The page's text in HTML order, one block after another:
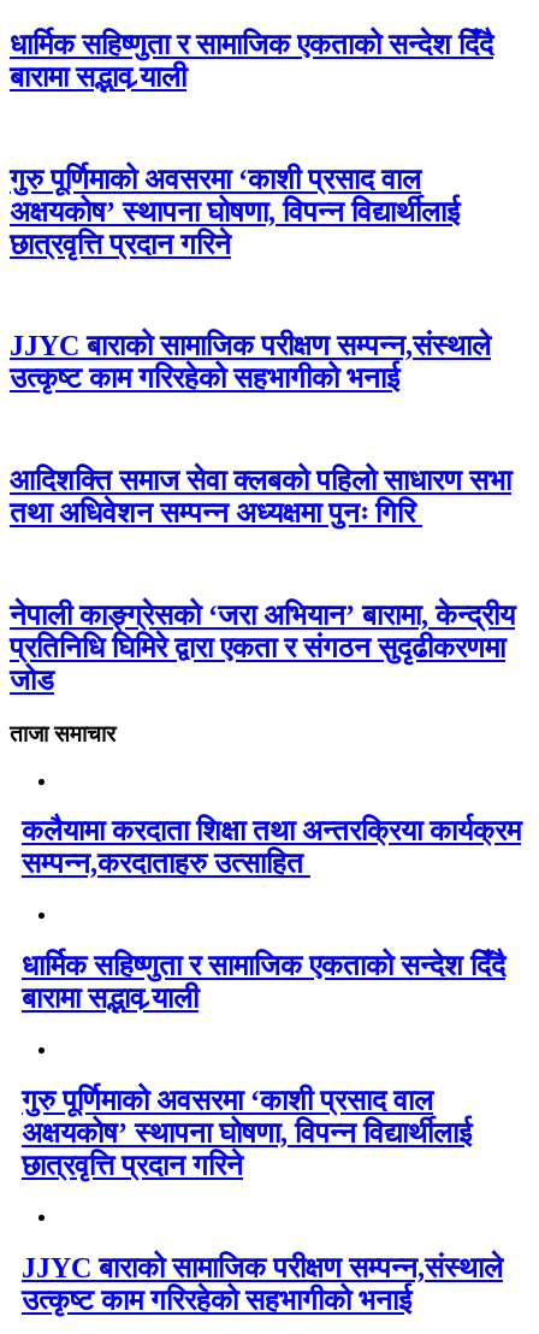
धार्मिक सहिष्णुता र सामाजिक एकताको सन्देश दिँदै
बारामा सद्भाव र्‍याली
गुरु पूर्णिमाको अवसरमा ‘काशी प्रसाद वाल
अक्षयकोष’ स्थापना घोषणा, विपन्न विद्यार्थीलाई
छात्रवृत्ति प्रदान गरिने
JJYC बाराको सामाजिक परीक्षण सम्पन्न,संस्थाले
उत्कृष्ट काम गरिरहेको सहभागीको भनाई
आदिशक्ति समाज सेवा क्लबको पहिलो साधारण सभा
तथा अधिवेशन सम्पन्न अध्यक्षमा पुनः गिरि
नेपाली काङ्ग्रेसको ‘जरा अभियान’ बारामा, केन्द्रीय
प्रतिनिधि घिमिरे द्वारा एकता र संगठन सुदृढीकरणमा
जोड
ताजा समाचार
कलैयामा करदाता शिक्षा तथा अन्तरक्रिया कार्यक्रम
सम्पन्न,करदाताहरु उत्साहित
धार्मिक सहिष्णुता र सामाजिक एकताको सन्देश दिँदै
बारामा सद्भाव र्‍याली
गुरु पूर्णिमाको अवसरमा ‘काशी प्रसाद वाल
अक्षयकोष’ स्थापना घोषणा, विपन्न विद्यार्थीलाई
छात्रवृत्ति प्रदान गरिने
JJYC बाराको सामाजिक परीक्षण सम्पन्न,संस्थाले
उत्कृष्ट काम गरिरहेको सहभागीको भनाई